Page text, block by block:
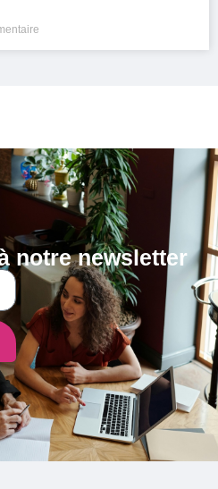
notre newsletter